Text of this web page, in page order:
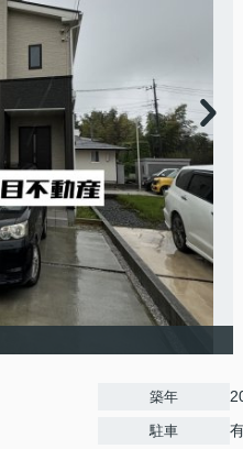
築年
駐車